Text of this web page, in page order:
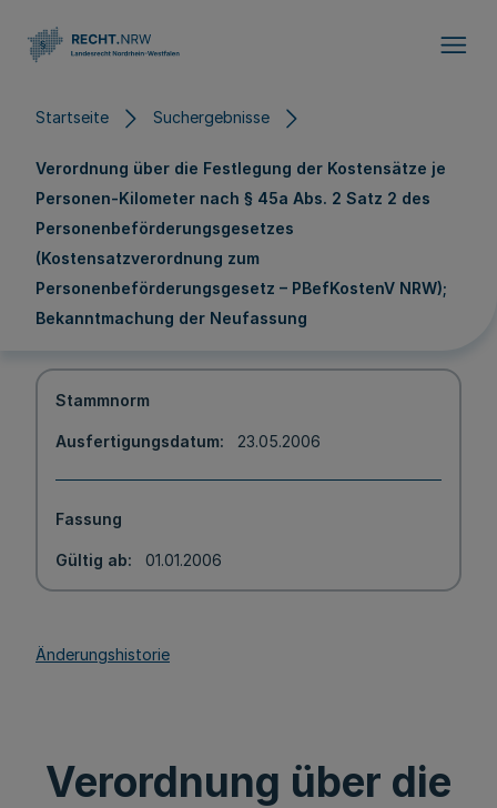
Startseite Suchergebnisse
Verordnung über die Festlegung der Kostensätze je
Personen-Kilometer nach § 45a Abs. 2 Satz 2 des
Personenbeförderungsgesetzes
(Kostensatzverordnung zum
Personenbeförderungsgesetz – PBefKostenV NRW);
Bekanntmachung der Neufassung
Stammnorm
Ausfertigungsdatum 23.05.2006
Fassung
Gültig ab 01.01.2006
Änderungshistorie
Verordnung über die